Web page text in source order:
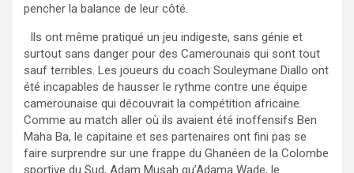
pencher la balance de leur côté.
Ils ont même pratiqué un jeu indigeste, sans génie et
surtout sans danger pour des Camerounais qui sont tout
sauf terribles. Les joueurs du coach Souleymane Diallo ont
été incapables de hausser le rythme contre une équipe
camerounaise qui découvrait la compétition africaine.
Comme au match aller où ils avaient été inoffensifs Ben
Maha Ba, le capitaine et ses partenaires ont fini pas se
faire surprendre sur une frappe du Ghanéen de la Colombe
sportive du Sud, Adam Musah qu’Adama Wade, le